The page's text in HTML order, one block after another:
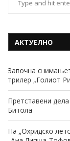
АКТУЕЛНО
Започна
трилер „Голиот
Претставени
Битола
На „Охридско